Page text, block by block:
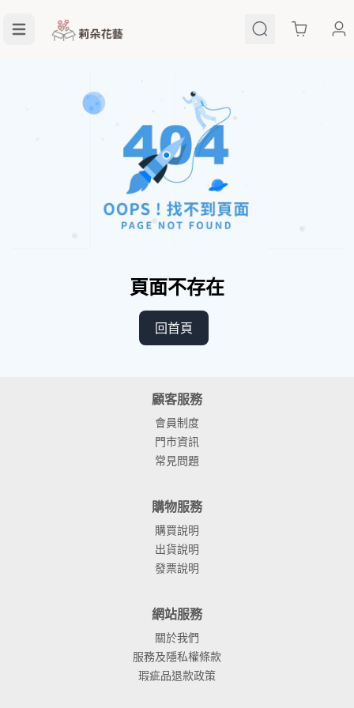
Cart
頁面不存在
回首頁
顧客服務
會員制度
門市資訊
常見問題
購物服務
購買說明
出貨說明
發票說明
網站服務
關於我們
服務及隱私權條款
瑕疵品退款政策